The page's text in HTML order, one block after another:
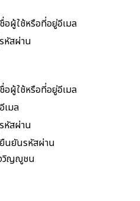
ชื่อผู้ใช้หรือที่อยู่อีเมล
รหัสผ่าน
ชื่อผู้ใช้หรือที่อยู่อีเมล
อีเมล
รหัสผ่าน
ยืนยันรหัสผ่าน
วิญญูชน